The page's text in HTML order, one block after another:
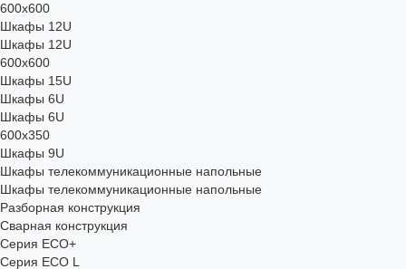
600x600
Шкафы 12U
Шкафы 12U
600x600
Шкафы 15U
Шкафы 6U
Шкафы 6U
600x350
Шкафы 9U
Шкафы телекоммуникационные напольные
Шкафы телекоммуникационные напольные
Разборная конструкция
Сварная конструкция
Серия ECO+
Серия ECO L